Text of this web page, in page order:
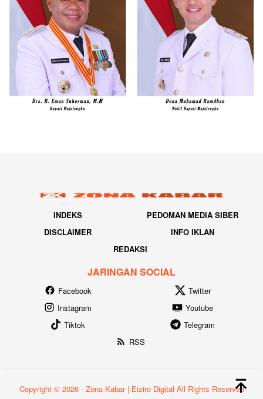
INDEKS
PEDOMAN MEDIA SIBER
DISCLAIMER
INFO IKLAN
REDAKSI
JARINGAN SOCIAL
Facebook
Twitter
Instagram
Youtube
Tiktok
Telegram
RSS
Copyright © 2026 - Zona Kabar | Eiziro Digital All Rights Reserved